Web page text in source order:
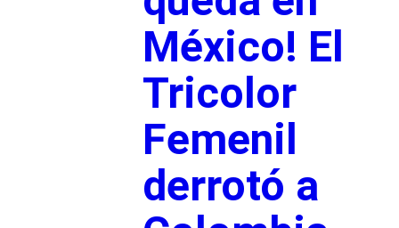
México! El
Tricolor
Femenil
derrotó a